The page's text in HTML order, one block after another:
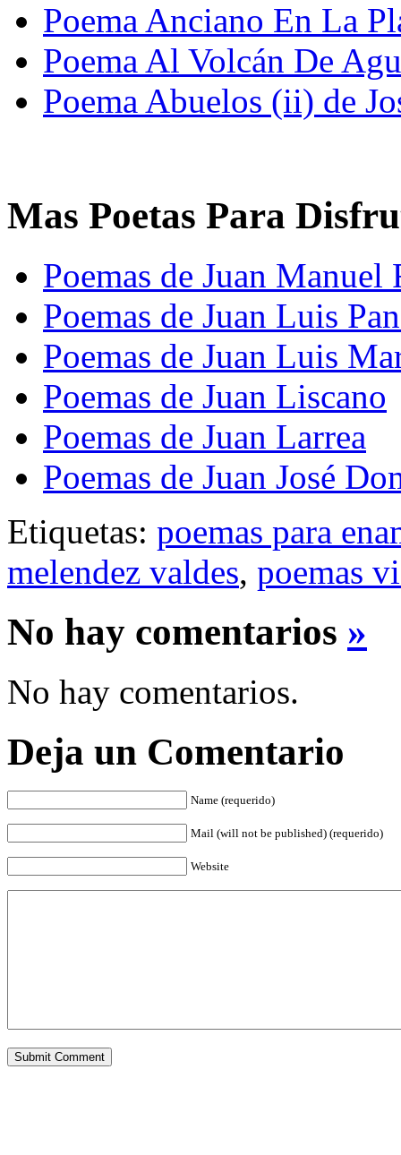
Poema Anciano En La
Poema Al Volcán De
Poema Abuelos (ii) de
Mas Poetas Para
Poemas de Juan Manuel
Poemas de Juan Luis
Poemas de Juan Luis
Poemas de Juan Liscano
Poemas de Juan Larrea
Poemas de Juan José
Etiquetas: poemas para
melendez valdes, poemas
No hay comentarios »
No hay comentarios.
Deja un Comentario
Name (requerido)
Mail (will not be published) (requerido)
Website